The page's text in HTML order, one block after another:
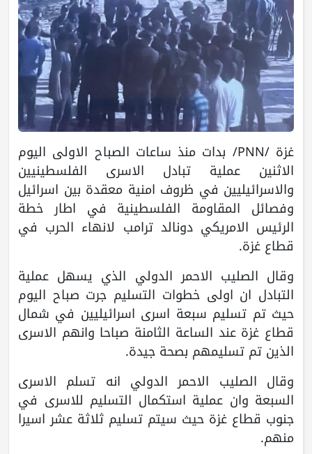
غزة /PNN/ بدات منذ ساعات الصباح الاولى اليوم
الاثنين عملية تبادل الاسرى الفلسطينيين
والاسرائيليين في ظروف امنية معقدة بين اسرائيل
وفصائل المقاومة الفلسطينية في اطار خطة
الرئيس الامريكي دونالد ترامب لانهاء الحرب في
قطاع غزة.
وقال الصليب الاحمر الدولي الذي يسهل عملية
التبادل ان اولى خطوات التسليم جرت صباح اليوم
حيث تم تسليم سبعة اسرى اسرائيليين في شمال
قطاع غزة عند الساعة الثامنة صباحا وانهم الاسرى
الذين تم تسليمهم بصحة جيدة.
وقال الصليب الاحمر الدولي انه تسلم الاسرى
السبعة وان عملية استكمال التسليم للاسرى في
جنوب قطاع غزة حيث سيتم تسليم ثلاثة عشر اسيرا
منهم.